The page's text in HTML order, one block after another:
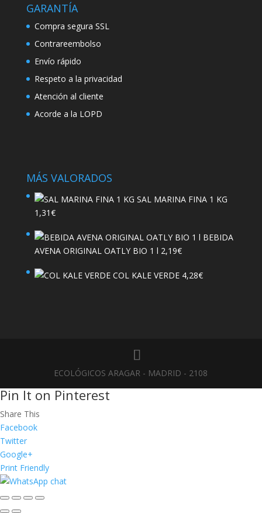
GARANTÍA
Compra segura SSL
Contrareembolso
Envío rápido
Respeto a la privacidad
Atención al cliente
Acorde a la LOPD
MÁS VALORADOS
SAL MARINA FINA 1 KG
1,31€
BEBIDA
AVENA ORIGINAL OATLY BIO 1 l 2,19€
COL KALE VERDE 4,28€
ECOLÓGICOS ARAGAR - MADRID - 2108
Pin It on Pinterest
Share This
Facebook
Twitter
Google+
Print Friendly